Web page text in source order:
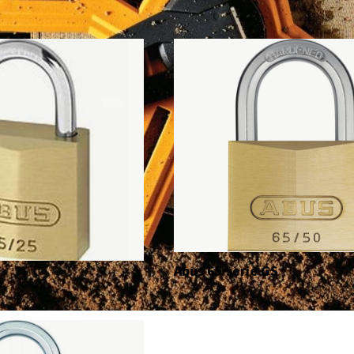
Abus 65 serie GS